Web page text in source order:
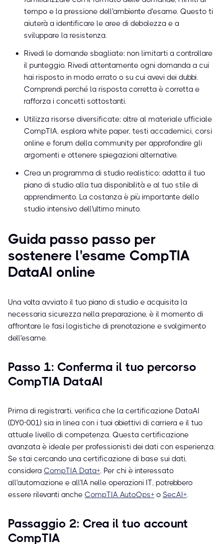
tempo e la pressione dell'ambiente d'esame. Questo ti
aiuterà a identificare le aree di debolezza e a
sviluppare la resistenza.
Rivedi le domande sbagliate: non limitarti a controllare
il punteggio. Rivedi attentamente ogni domanda a cui
hai risposto in modo errato o su cui avevi dei dubbi.
Comprendi perché la risposta corretta è corretta e
rafforza i concetti sottostanti.
Utilizza risorse diversificate: oltre al materiale ufficiale
CompTIA, esplora white paper, testi accademici, corsi
online e forum della community per approfondire gli
argomenti e ottenere spiegazioni alternative.
Crea un programma di studio realistico: adatta il tuo
piano di studio alla tua disponibilità e al tuo stile di
apprendimento. La costanza è più importante dello
studio intensivo dell'ultimo minuto.
Guida passo passo per
sostenere l'esame CompTIA
DataAI online
Una volta avviato il tuo piano di studio e acquisita la
necessaria sicurezza nella preparazione, è il momento di
affrontare le fasi logistiche di prenotazione e svolgimento
dell'esame.
Passo 1: Conferma il tuo percorso
CompTIA DataAI
Prima di registrarti, verifica che la certificazione DataAI
(DY0-001) sia in linea con i tuoi obiettivi di carriera e il tuo
attuale livello di competenza. Questa certificazione
avanzata è ideale per professionisti dei dati con esperienza.
Se stai cercando una certificazione di base sui dati,
considera CompTIA Data+. Per chi è interessato
all'automazione e all'IA nelle operazioni IT, potrebbero
essere rilevanti anche CompTIA AutoOps+ o SecAI+.
Passaggio 2: Crea il tuo account
CompTIA